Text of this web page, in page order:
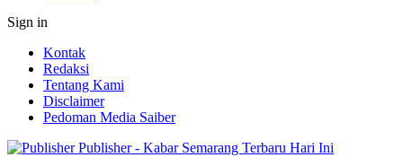
Sign in
Kontak
Redaksi
Tentang Kami
Disclaimer
Pedoman Media Saiber
Publisher - Kabar Semarang Terbaru Hari Ini